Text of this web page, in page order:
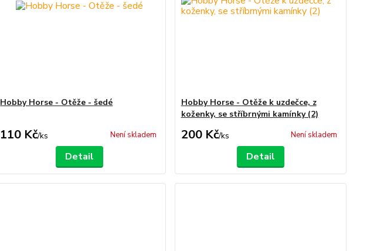
Hobby Horse - Otěže - šedé
110 Kč/ks Není skladem
Detail
Hobby Horse - Otěže k uzdečce, z
koženky, se stříbrnými kamínky (2)
200 Kč/ks Není skladem
Detail